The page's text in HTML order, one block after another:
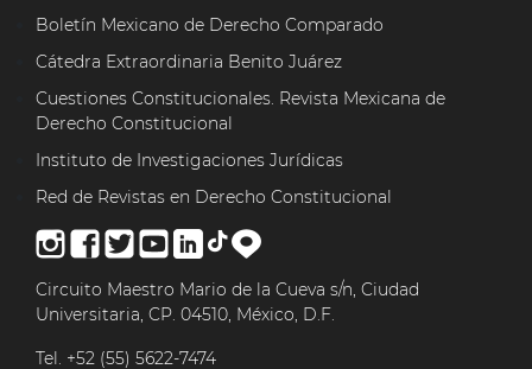
Boletín Mexicano de Derecho Comparado
Cátedra Extraordinaria Benito Juárez
Cuestiones Constitucionales. Revista Mexicana de
Derecho Constitucional
Instituto de Investigaciones Jurídicas
Red de Revistas en Derecho Constitucional
Circuito Maestro Mario de la Cueva s/n, Ciudad
Universitaria, CP. 04510, México, D.F.
Tel. +52 (55) 5622-7474